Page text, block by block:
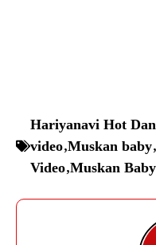
Hariyanavi Hot
video,Muskan baby,
Video,Muskan